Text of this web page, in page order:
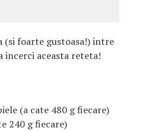
foarte gustoasa!) intre
incerci aceasta reteta!
(a cate 480 g fiecare)
240 g fiecare)